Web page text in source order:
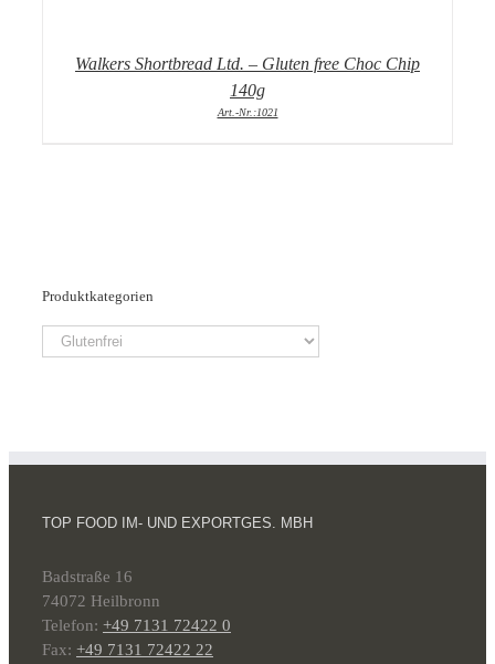
Walkers Shortbread Ltd. – Gluten free Choc Chip
140g
Art.-Nr.:1021
Produktkategorien
TOP FOOD IM- UND EXPORTGES. MBH
Badstraße 16
74072 Heilbronn
Telefon: +49 7131 72422 0
Fax: +49 7131 72422 22